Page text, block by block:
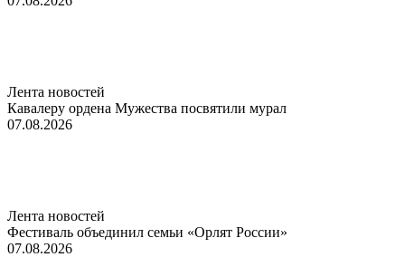
Лента новостей
Кавалеру ордена Мужества посвятили мурал
07.08.2026
Лента новостей
Фестиваль объединил семьи «Орлят России»
07.08.2026